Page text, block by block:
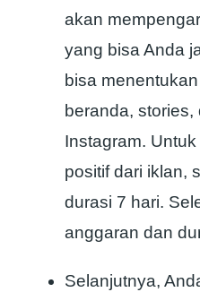
akan
yang bisa Anda
bisa
beranda, stories,
Instagram.
positif dari iklan,
durasi 7 hari.
anggaran dan
Selanjutnya,